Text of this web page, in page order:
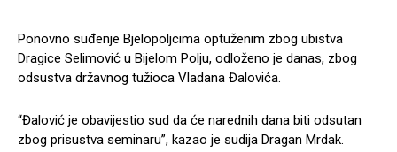
Ponovno suđenje Bjelopoljcima optuženim zbog ubistva
Dragice Selimović u Bijelom Polju, odloženo je danas, zbog
odsustva državnog tužioca Vladana Đalovića.
“Đalović je obavijestio sud da će narednih dana biti odsutan
zbog prisustva seminaru”, kazao je sudija Dragan Mrdak.